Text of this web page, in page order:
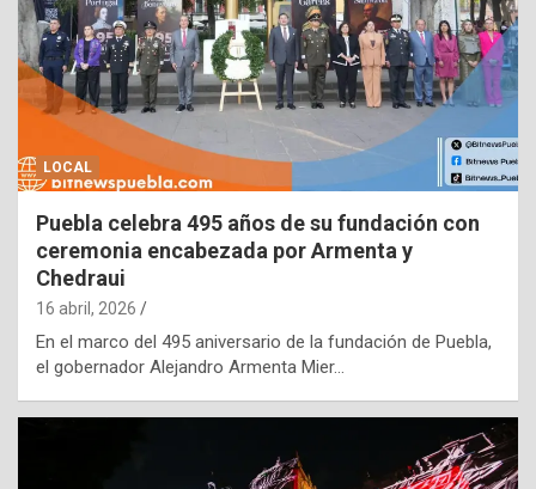
LOCAL
Puebla celebra 495 años de su fundación con
ceremonia encabezada por Armenta y
Chedraui
16 abril, 2026
En el marco del 495 aniversario de la fundación de Puebla,
el gobernador Alejandro Armenta Mier…